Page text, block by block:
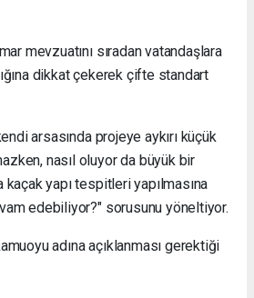
mevzuatını sıradan vatandaşlara
dikkat çekerek çifte standart
arsasında projeye aykırı küçük
nasıl oluyor da büyük bir
yapı tespitleri yapılmasına
edebiliyor?" sorusunu yöneltiyor.
adına açıklanması gerektiği